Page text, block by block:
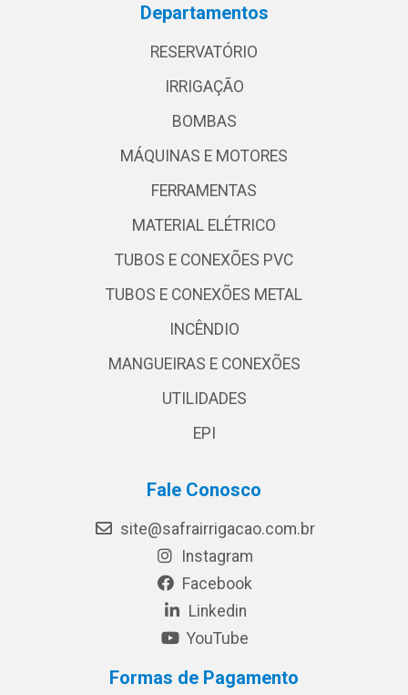
Departamentos
RESERVATÓRIO
IRRIGAÇÃO
BOMBAS
MÁQUINAS E MOTORES
FERRAMENTAS
MATERIAL ELÉTRICO
TUBOS E CONEXÕES PVC
TUBOS E CONEXÕES METAL
INCÊNDIO
MANGUEIRAS E CONEXÕES
UTILIDADES
EPI
Fale Conosco
site@safrairrigacao.com.br
Instagram
Facebook
Linkedin
YouTube
Formas de Pagamento